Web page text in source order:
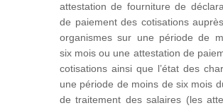
attestation de fourniture de
de paiement des c​​otisations
organismes sur une période de
six mois ou une attestation de
cotisations ainsi que l’état des
une période de moins de six mois
de traitement des salaires (les